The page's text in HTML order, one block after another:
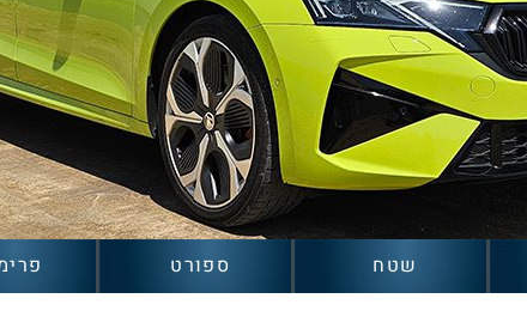
שטח ספורט